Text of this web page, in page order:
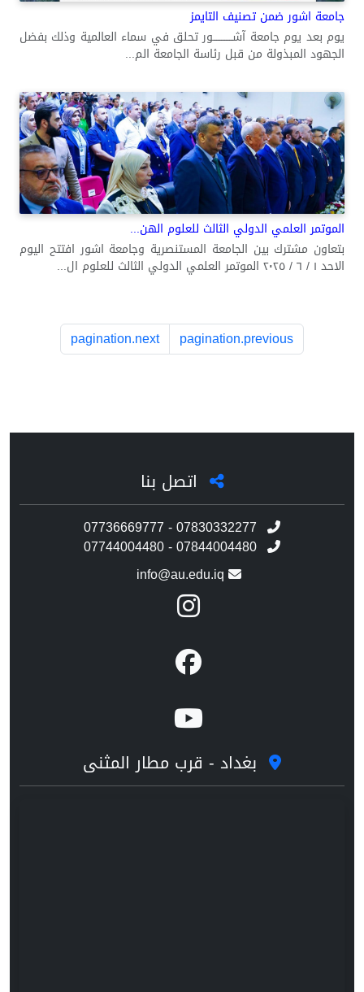
جامعة اشور ضمن تصنيف التايمز
يوم بعد يوم جامعة آشــــــــــــور تحلق في سماء العالمية وذلك بفضل
الجهود المبذولة من قبل رئاسة الجامعة الم...
الموتمر العلمي الدولي الثالث للعلوم الهن...
بتعاون مشترك بين الجامعة المستنصرية وجامعة اشور افتتح اليوم
الاحد ١ / ٦ / ٢٠٢٥ الموتمر العلمي الدولي الثالث للعلوم ال...
pagination.previous
pagination.next
اتصل بنا
07736669777 - 07830332277
07744004480 - 07844004480
info@au.edu.iq
بغداد - قرب مطار المثنى